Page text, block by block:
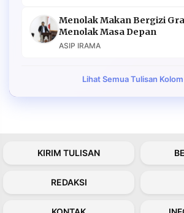
Menolak Makan Bergizi
Menolak Masa Depan
ASIP IRAMA
Lihat Semua Tulisan
KIRIM TULISAN
REDAKSI